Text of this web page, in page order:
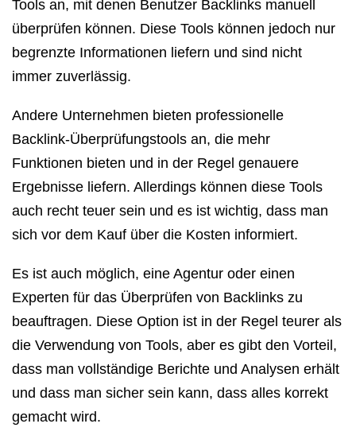
Tools an, mit denen Benutzer Backlinks manuell
überprüfen können. Diese Tools können jedoch nur
begrenzte Informationen liefern und sind nicht
immer zuverlässig.
Andere Unternehmen bieten professionelle
Backlink-Überprüfungstools an, die mehr
Funktionen bieten und in der Regel genauere
Ergebnisse liefern. Allerdings können diese Tools
auch recht teuer sein und es ist wichtig, dass man
sich vor dem Kauf über die Kosten informiert.
Es ist auch möglich, eine Agentur oder einen
Experten für das Überprüfen von Backlinks zu
beauftragen. Diese Option ist in der Regel teurer als
die Verwendung von Tools, aber es gibt den Vorteil,
dass man vollständige Berichte und Analysen erhält
und dass man sicher sein kann, dass alles korrekt
gemacht wird.